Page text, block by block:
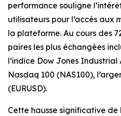
performance souligne
utilisateurs pour l’accès aux
la plateforme. Au cours des
paires les plus échangées
l’indice Dow Jones Industrial
Nasdaq 100 (NAS100),
(EURUSD).
Cette hausse significative de